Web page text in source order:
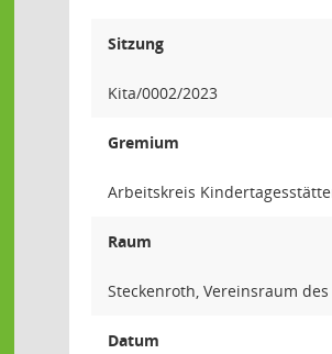
Sitzung
Kita/0002/2023
Gremium
Arbeitskreis
Raum
Steckenroth, Vereinsraum
Datum